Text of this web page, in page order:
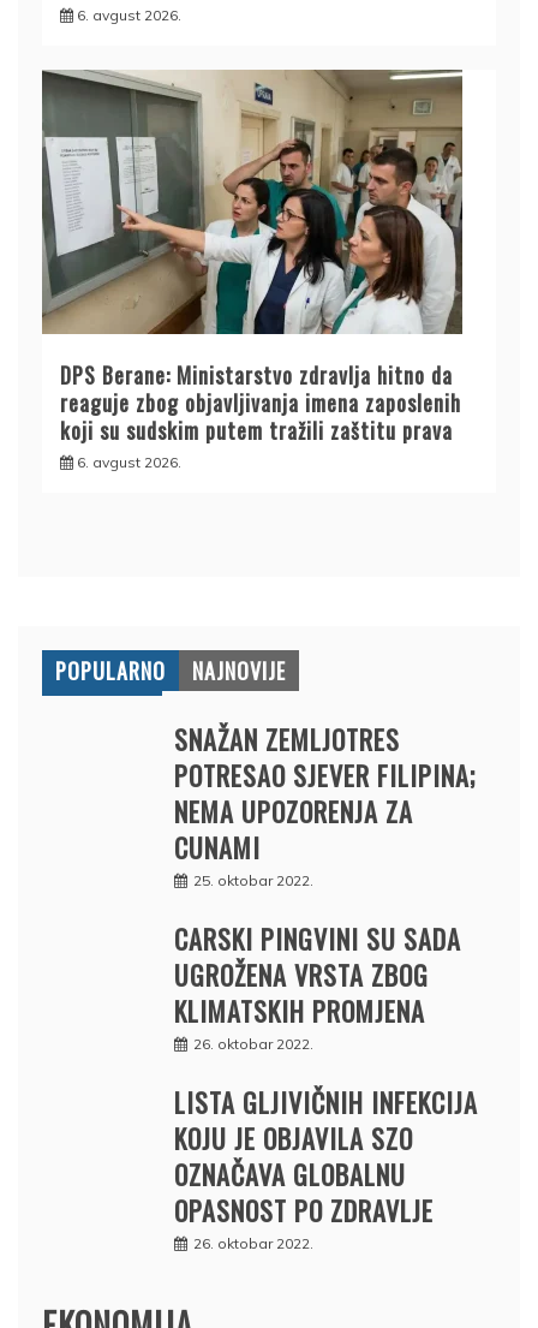
6. avgust 2026.
DPS Berane: Ministarstvo zdravlja hitno da
reaguje zbog objavljivanja imena zaposlenih
koji su sudskim putem tražili zaštitu prava
6. avgust 2026.
POPULARNO NAJNOVIJE
SNAŽAN ZEMLJOTRES
POTRESAO SJEVER FILIPINA;
NEMA UPOZORENJA ZA
CUNAMI
25. oktobar 2022.
CARSKI PINGVINI SU SADA
UGROŽENA VRSTA ZBOG
KLIMATSKIH PROMJENA
26. oktobar 2022.
LISTA GLJIVIČNIH INFEKCIJA
KOJU JE OBJAVILA SZO
OZNAČAVA GLOBALNU
OPASNOST PO ZDRAVLJE
26. oktobar 2022.